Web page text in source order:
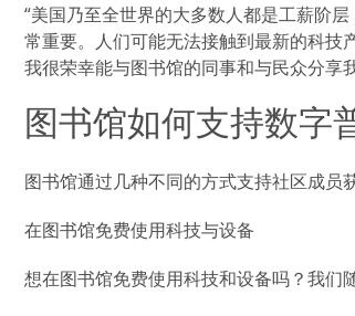
“美国乃至全世界的大多数人都是工薪阶
常重要。人们可能无法接触到最新的科技
我很荣幸能与图书馆的同事和与民众分享
图书馆如何支持数字
图书馆通过几种不同的方式支持社区成员
在图书馆免费使用科技与设备
想在图书馆免费使用科技和设备吗？我们